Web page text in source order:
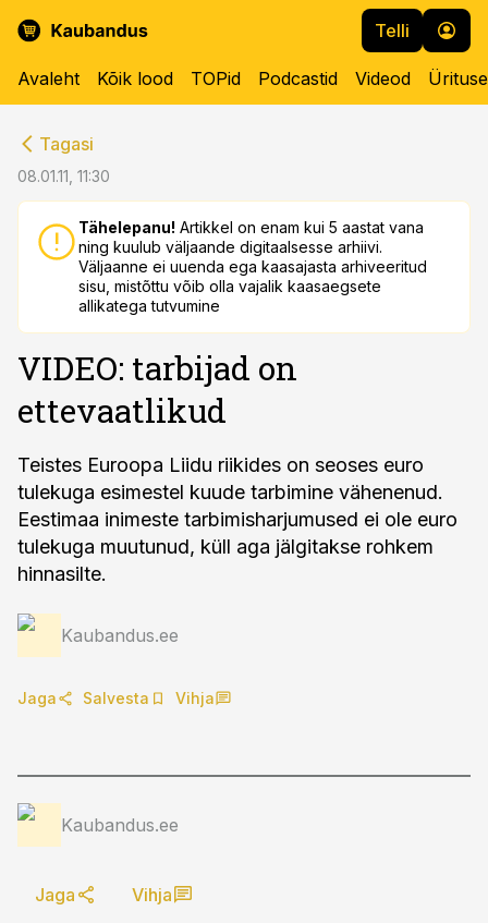
Telli
Avaleht Kõik lood TOPid Podcastid Videod
Tagasi
08.01.11, 11:30
Tähelepanu! Artikkel on enam kui 5 aastat vana
ning kuulub väljaande digitaalsesse arhiivi.
Väljaanne ei uuenda ega kaasajasta arhiveeritud
sisu, mistõttu võib olla vajalik kaasaegsete
allikatega tutvumine
VIDEO: tarbijad on
ettevaatlikud
Teistes Euroopa Liidu riikides on seoses euro
tulekuga esimestel kuude tarbimine vähenenud.
Eestimaa inimeste tarbimisharjumused ei ole euro
tulekuga muutunud, küll aga jälgitakse rohkem
hinnasilte.
Kaubandus.ee
Jaga Salvesta Vihja
Kaubandus.ee
Jaga Vihja